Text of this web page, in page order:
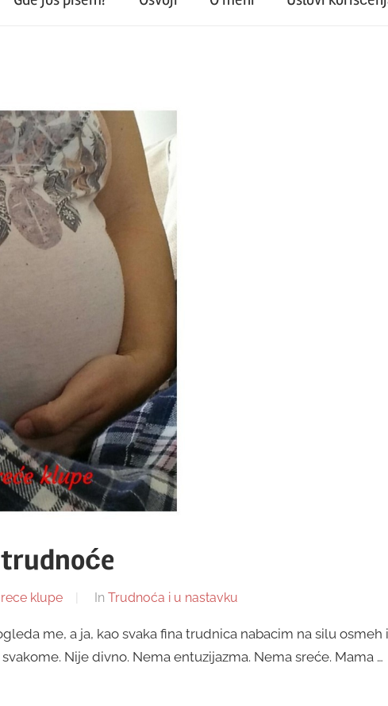
klupe In Trudnoća i u nastavku
me, a ja, kao svaka fina trudnica nabacim na silu osmeh i
svakome. Nije divno. Nema entuzijazma. Nema sreće. Mama …